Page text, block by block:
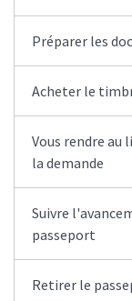
Préparer les
Acheter le
Vous rendre au
la demande
Suivre
passeport
Retirer le